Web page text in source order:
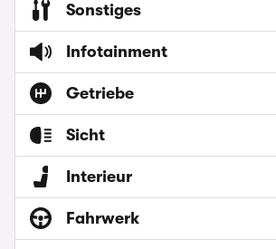
Sonstiges
Infotainment
Getriebe
Sicht
Interieur
Fahrwerk